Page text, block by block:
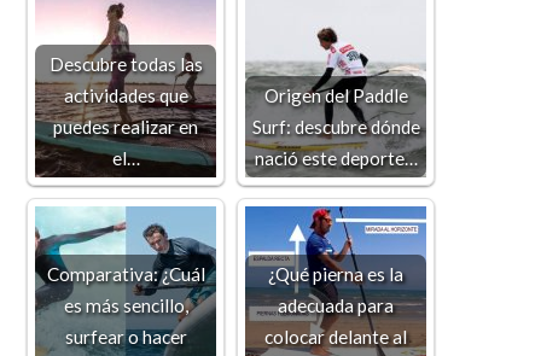
Descubre todas las
actividades que
puedes realizar en
el…
Origen del Paddle
Surf: descubre dónde
nació este deporte…
Comparativa: ¿Cuál
es más sencillo,
surfear o hacer
¿Qué pierna es la
adecuada para
colocar delante al